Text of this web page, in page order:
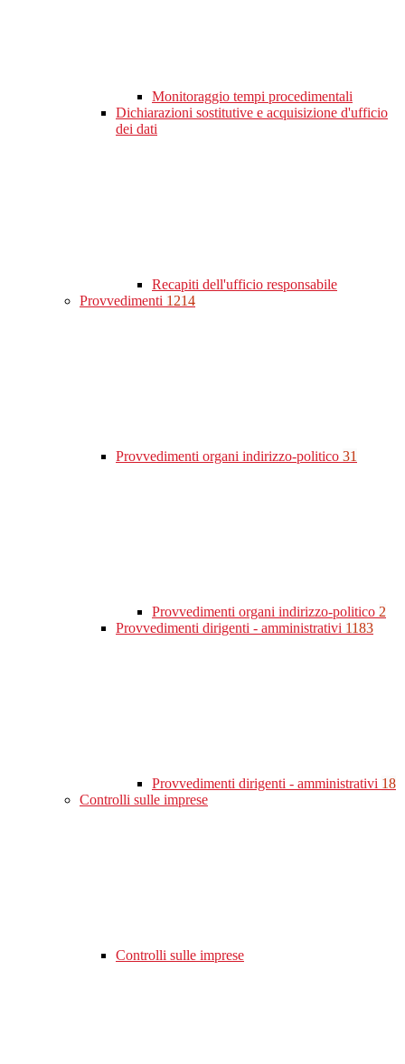
Monitoraggio tempi procedimentali
Dichiarazioni sostitutive e acquisizione d'ufficio
dei dati
Recapiti dell'ufficio responsabile
Provvedimenti 1214
Provvedimenti organi indirizzo-politico 31
Provvedimenti organi indirizzo-politico 2
Provvedimenti dirigenti - amministrativi 1183
Provvedimenti dirigenti - amministrativi 18
Controlli sulle imprese
Controlli sulle imprese